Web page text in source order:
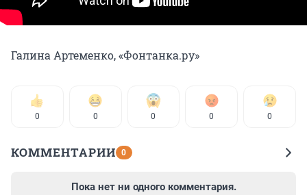
Галина Артеменко, «Фонтанка.ру»
0 0 0 0 0
КОММЕНТАРИИ 0
Пока нет ни одного комментария.